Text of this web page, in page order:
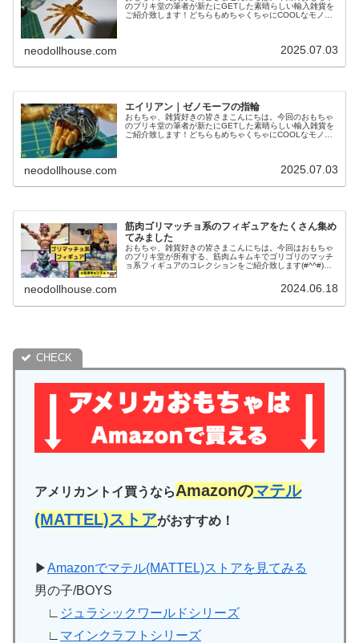
のブリキ堂の筆者が新たにGETした素晴らしい輸入雑貨を
ご紹介致します！どちらもめちゃくちゃにCOOLなモノな
neodollhouse.com 2025.07.03
エイリアン｜ゼノモーフの指輪
おもちゃ、雑貨好きの皆さまこんにちは。今回のおもちゃ
のブリキ堂の筆者が新たにGETした素晴らしい輸入雑貨を
ご紹介致します！どちらもめちゃくちゃにCOOLなモノな
neodollhouse.com 2025.07.03
筋肉ゴリマッチョ系のフィギュアをたくさん集め
てみました
おもちゃ、雑貨好きの皆さまこんにちは。今回はおもちゃ
のブリキ堂が所有する、筋肉ムキムキでゴリゴリのマッチ
ョ系フィギュアのコレクションをご紹介致します(#^^#)筋
neodollhouse.com 2024.06.18
アメリカントイ買うならAmazonのマテル
(MATTEL)ストアがおすすめ！
▶Amazonでマテル(MATTEL)ストアを見てみる
男の子/BOYS
∟
ジュラシックワールドシリーズ
∟ マインクラフトシリーズ